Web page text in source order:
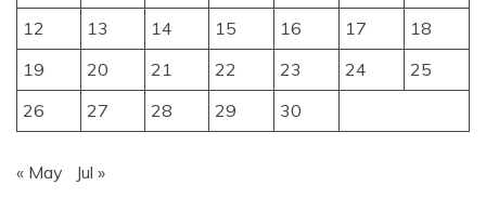
12
13 14 15 16 17
18
19
20 21 22 23 24
25
26
27 28 29 30
« May Jul »